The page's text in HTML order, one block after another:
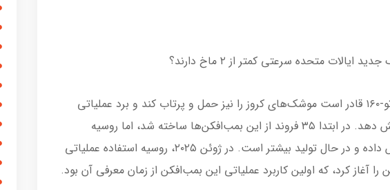
متحده سرعتی کمتر از ۲ ماخ دارند؟
علاوه بر سلاح‌های هسته‌ای، تو-۱۶۰ قادر است موشک‌های کروز را نیز حمل و پرتاب کند و برد عملیاتی
خود را به‌طور چشمگیری افزایش دهد. در ابتدا ۳۵ فروند از این بمب‌افکن‌ها ساخته شد، اما روسیه
کارخانه تولید تو-۱۶۰ را گسترش داده و در حال تولید بیشتر است. در ژوئن ۲۰۲۵، روسیه استفاده عملیاتی